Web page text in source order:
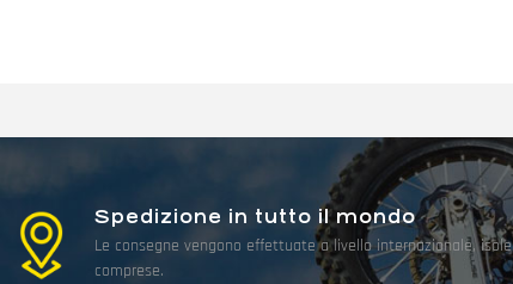
Spedizione in tutto il mondo
Le consegne vengono effettuate a livello internazionale, isole
comprese.